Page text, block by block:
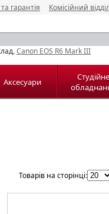
гарантія Комісійний
Canon EOS R6 Mark III
Аксесуари
Студійне
Товарів на сторінці: